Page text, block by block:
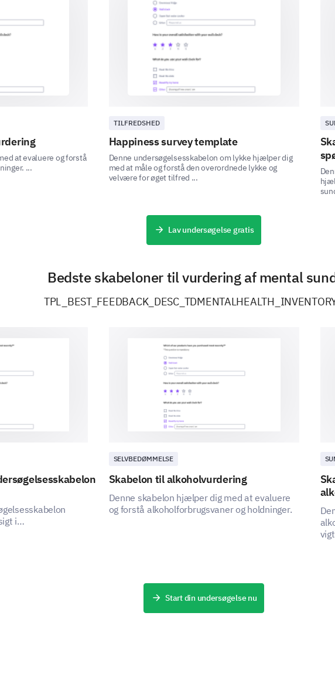
Occasionally
Rarely
Not at all
Over the past month, have you felt
at evaluere og forstå
...
TILFREDSHED
Happiness survey template
Denne undersøgelsesskabelon om lykke hjælper dig
med at måle og forstå den overordnede lykke og
velvære for øget tilfred ...
Lav undersøgelse gratis
Bedste skabeloner til vurdering af mental
i
SELVBEDØMMELSE
Skabelon til alkoholvurdering
Denne skabelon hjælper dig med at evaluere
og forstå alkoholforbrugsvaner og holdninger.
Start din undersøgelse nu